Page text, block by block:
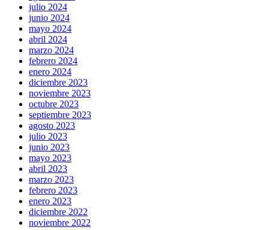
julio 2024
junio 2024
mayo 2024
abril 2024
marzo 2024
febrero 2024
enero 2024
diciembre 2023
noviembre 2023
octubre 2023
septiembre 2023
agosto 2023
julio 2023
junio 2023
mayo 2023
abril 2023
marzo 2023
febrero 2023
enero 2023
diciembre 2022
noviembre 2022